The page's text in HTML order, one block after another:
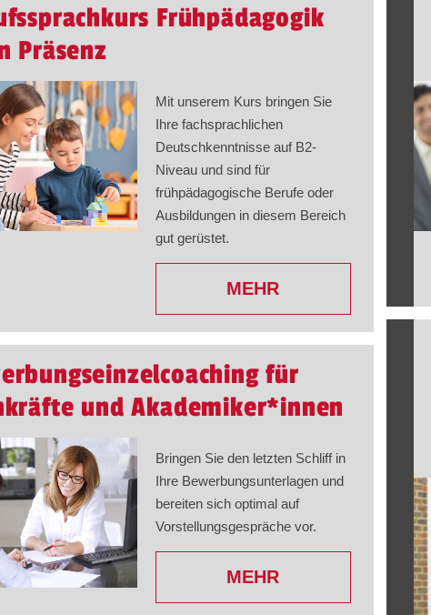
Frühpädagogik
Präsenz
Mit unserem Kurs bringen Sie
Ihre fachsprachlichen
Deutschkenntnisse auf B2-
Niveau und sind für
frühpädagogische Berufe oder
Ausbildungen in diesem Bereich
gut gerüstet.
MEHR
für
und Akademiker​*innen
Bringen Sie den letzten Schliff in
Ihre Bewerbungsunterlagen und
bereiten sich optimal auf
Vorstellungsgespräche vor.
MEHR